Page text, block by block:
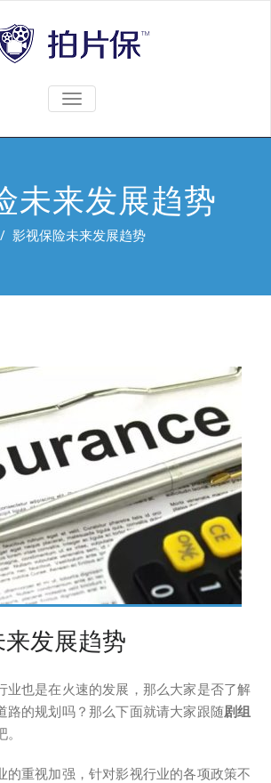
TOGGLE
未来发展趋势
影视保险未来发展趋势
发展趋势
业也是在火速的发展，那么大家是否了解
路的规划吗？那么下面就请大家跟随剧组
的重视加强，针对影视行业的各项政策不